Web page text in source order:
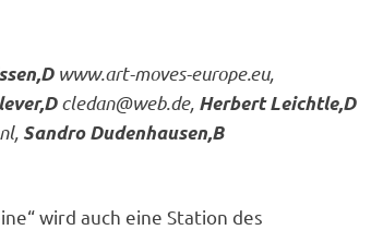
www.art-moves-europe.eu,
cledan@web.de, Herbert Leichtle,D
Sandro Dudenhausen,B
wird auch eine Station des